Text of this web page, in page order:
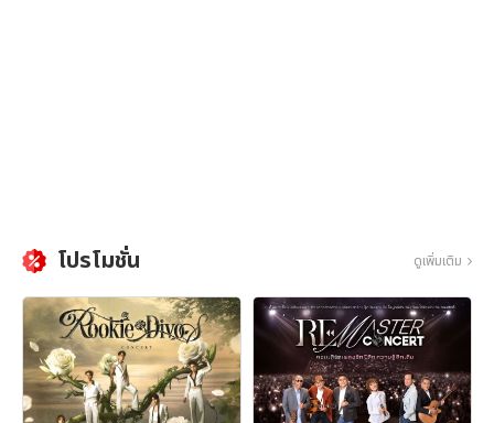
โปรโมชั่น ดูเพิ่มเติม